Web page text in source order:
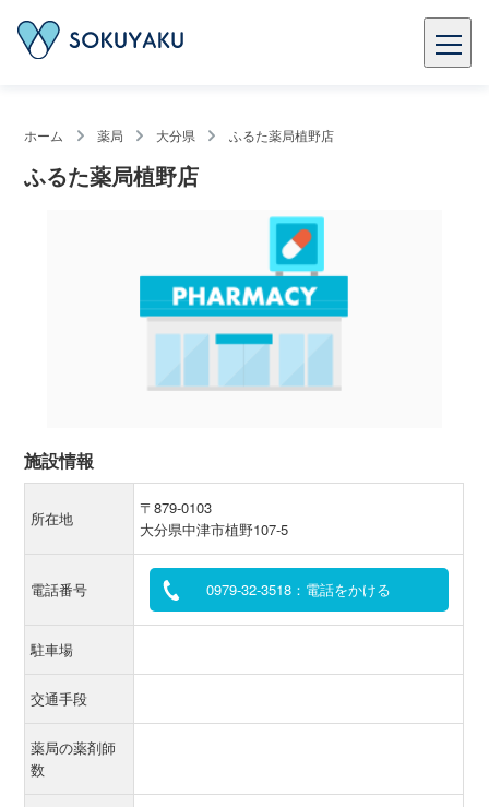
ホーム 薬局 大分県 ふるた薬局植野店
ふるた薬局植野店
施設情報
所在地
〒879-0103
大分県中津市植野107-5
電話番号 0979-32-3518：電話をかける
駐車場
交通手段
薬局の薬剤師
数